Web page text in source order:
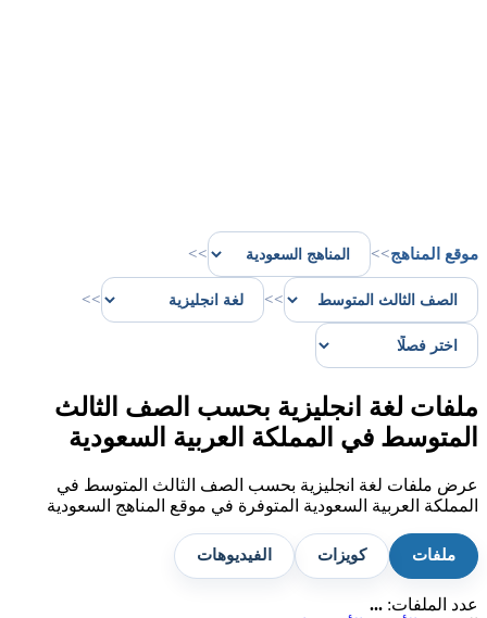
موقع المناهج>>
>>
>>
>>
ملفات لغة انجليزية بحسب الصف الثالث
المتوسط في المملكة العربية السعودية
عرض ملفات لغة انجليزية بحسب الصف الثالث المتوسط في
المملكة العربية السعودية المتوفرة في موقع المناهج السعودية
ملفات كويزات الفيديوهات
عدد الملفات: ...